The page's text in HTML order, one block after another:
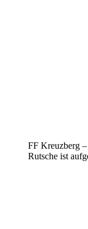
FF Kreuzberg
Rutsche ist